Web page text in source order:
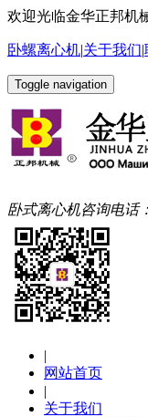
欢迎光临金华正邦机
卧螺离心机|关于我们|
Toggle navigation
卧式离心机咨询电话：
|
网站首页
|
关于我们